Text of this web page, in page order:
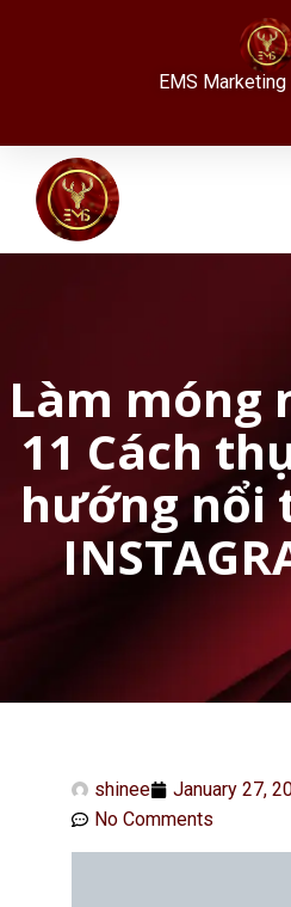
EMS
Làm móng
11 Cách
hướng nổi
shinee January 27,
No Comments